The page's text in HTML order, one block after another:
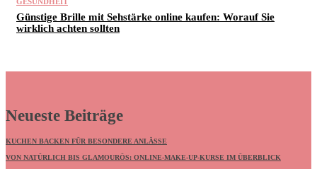
Günstige Brille mit Sehstärke online kaufen: Worauf Sie
wirklich achten sollten
Neueste Beiträge
KUCHEN BACKEN FÜR BESONDERE ANLÄSSE
VON NATÜRLICH BIS GLAMOURÖS: ONLINE-MAKE-UP-KURSE IM ÜBERBLICK